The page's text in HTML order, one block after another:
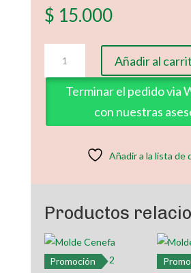
$ 15.000
Cenefa
Navideña
cantidad
Añadir al
Terminar el pedido via
con nuestras
Añadir a la lista de
Productos
Promoción